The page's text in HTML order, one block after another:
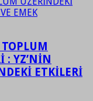
: YZ’NİN
ETKİLERİ